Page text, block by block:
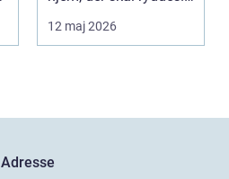
Møbler, per...
12 maj 2026
Adresse